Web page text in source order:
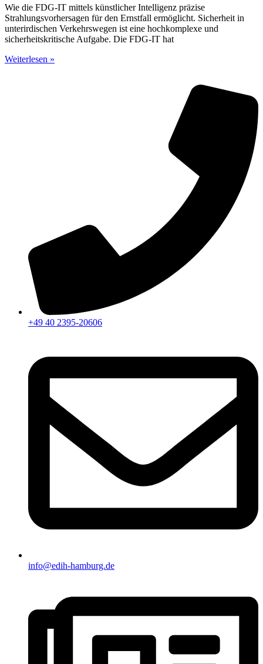
Wie die FDG-IT mittels künstlicher Intelligenz präzise
Strahlungsvorhersagen für den Ernstfall ermöglicht. Sicherheit in
unterirdischen Verkehrswegen ist eine hochkomplexe und
sicherheitskritische Aufgabe. Die FDG-IT hat
Weiterlesen »
+49 40 2395-20606
info@edih-hamburg.de